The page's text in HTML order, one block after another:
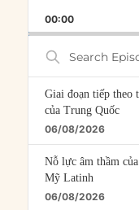
RATE
00:00
Search
Episodes
Giai đoạn tiếp theo
của Trung Quốc
06/08/2026
Nỗ lực âm thầm
Mỹ Latinh
06/08/2026